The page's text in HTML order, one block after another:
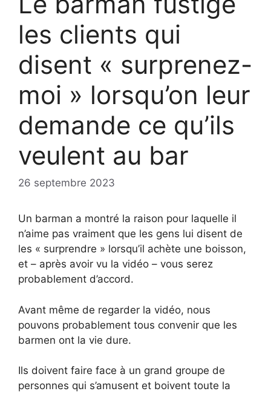
les clients qui
disent « surprenez-
moi » lorsqu’on leur
demande ce qu’ils
veulent au bar
26 septembre 2023
Un barman a montré la raison pour laquelle il
n’aime pas vraiment que les gens lui disent de
les « surprendre » lorsqu’il achète une boisson,
et – après avoir vu la vidéo – vous serez
probablement d’accord.
Avant même de regarder la vidéo, nous
pouvons probablement tous convenir que les
barmen ont la vie dure.
Ils doivent faire face à un grand groupe de
personnes qui s’amusent et boivent toute la